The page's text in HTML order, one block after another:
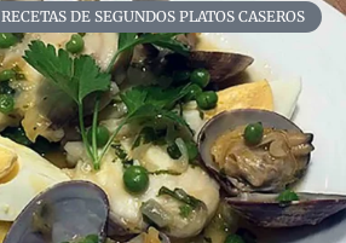
RECETAS DE SEGUNDOS PLATOS CASEROS